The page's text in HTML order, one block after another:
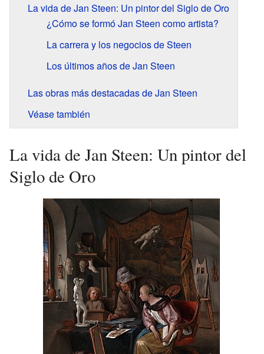
La vida de Jan Steen: Un pintor del Siglo de Oro
¿Cómo se formó Jan Steen como artista?
La carrera y los negocios de Steen
Los últimos años de Jan Steen
Las obras más destacadas de Jan Steen
Véase también
La vida de Jan Steen: Un pintor del
Siglo de Oro